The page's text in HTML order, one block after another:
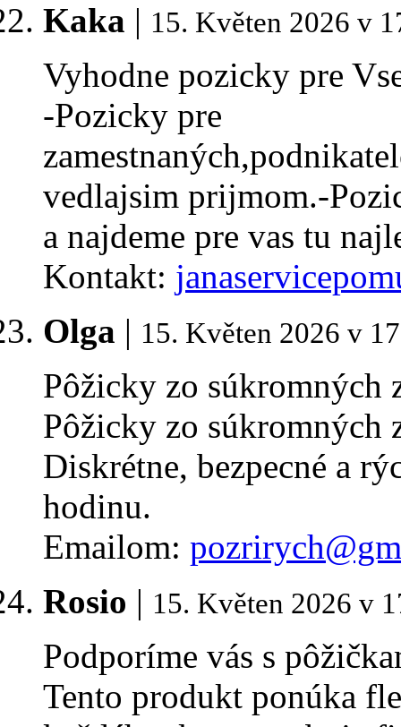
Kaka | 15. Květen 2026 v
Vyhodne pozicky pre
-Pozicky pre
vedlajsim prijmom.-
a najdeme pre vas tu
Kontakt:
Olga | 15. Květen 2026 v
Pôžicky zo súkromných
Pôžicky zo súkromných
Diskrétne, bezpecné a
hodinu.
Emailom:
Rosio | 15. Květen 2026 v
Podporíme vás s
Tento produkt ponúka